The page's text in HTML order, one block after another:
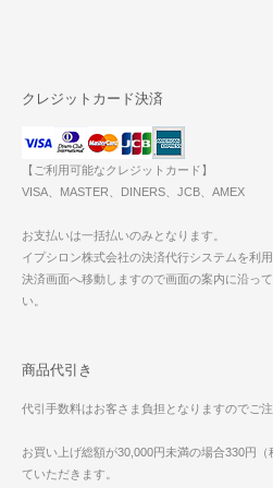
クレジットカード決済
【ご利用可能なクレジットカード】
VISA、MASTER、DINERS、JCB、AMEX
お支払いは一括払いのみとなります。
イプシロン株式会社の決済代行システムを利
決済画面へ移動しますので画面の案内に沿っ
い。
商品代引き
代引手数料はお客さま負担となりますのでご注
お買い上げ総額が30,000円未満の場合330円
ていただきます。